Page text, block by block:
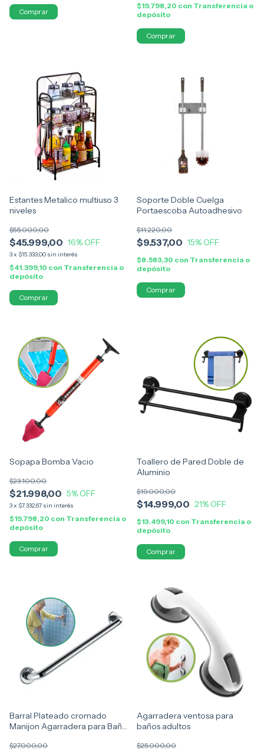
$19.798,20 con Transferencia o
depósito
Comprar
Estantes Metalico multiuso 3
niveles
$45.999,00
$55.000,00
16% OFF
3x $15.333,00 sin interés
$41.399,10 con Transferencia o
depósito
Comprar
Soporte Doble Cuelga
Portaescoba Autoadhesivo
$9.537,00
$11.220,00
15% OFF
$8.583,30 con Transferencia o
depósito
Sopapa Bomba Vacio
$21.998,00
$23.100,00
5% OFF
3x $7.332,67 sin interés
$19.798,20 con Transferencia o
depósito
Toallero de Pared Doble de
Aluminio
$14.999,00
$19.000,00
21% OFF
$13.499,10 con Transferencia o
depósito
Comprar
Barral Plateado cromado
Manijon Agarradera para Baño
$27.000,00
Agarradera ventosa para
baños adultos
$25.000,00